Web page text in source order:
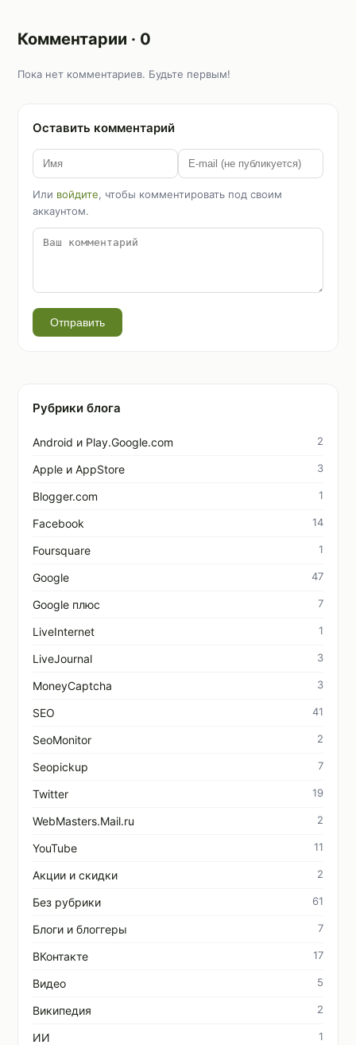
Комментарии · 0
Пока нет комментариев. Будьте первым!
Оставить комментарий
Или войдите, чтобы комментировать под своим
аккаунтом.
Отправить
Рубрики блога
Android и Play.Google.com 2
Apple и AppStore 3
Blogger.com 1
Facebook 14
Foursquare 1
Google 47
Google плюс 7
LiveInternet 1
LiveJournal 3
MoneyCaptcha 3
SEO 41
SeoMonitor 2
Seopickup 7
Twitter 19
WebMasters.Mail.ru 2
YouTube 11
Акции и скидки 2
Без рубрики 61
Блоги и блоггеры 7
ВКонтакте 17
Видео 5
Википедия 2
ИИ 1